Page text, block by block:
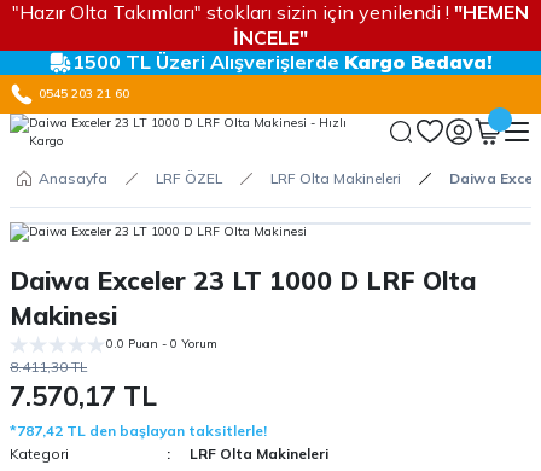
"Hazır Olta Takımları" stokları sizin için yenilendi ! "HEMEN
İNCELE"
1500 TL Üzeri Alışverişlerde Kargo Bedava!
0545 203 21 60
Anasayfa LRF ÖZEL LRF Olta Makineleri Daiwa
Daiwa Exceler 23 LT 1000 D LRF Olta
Makinesi
0.0 Puan - 0 Yorum
8.411,30 TL
7.570,17 TL
*787,42 TL den başlayan taksitlerle!
Kategori
LRF Olta Makineleri